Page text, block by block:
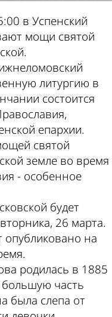
в Успенский
мощи святой
литургию в
состоится
епархии.
святой
земле во время
- особенное
будет
26 марта.
опубликовано на
родилась в 1885
большую часть
была слепа от